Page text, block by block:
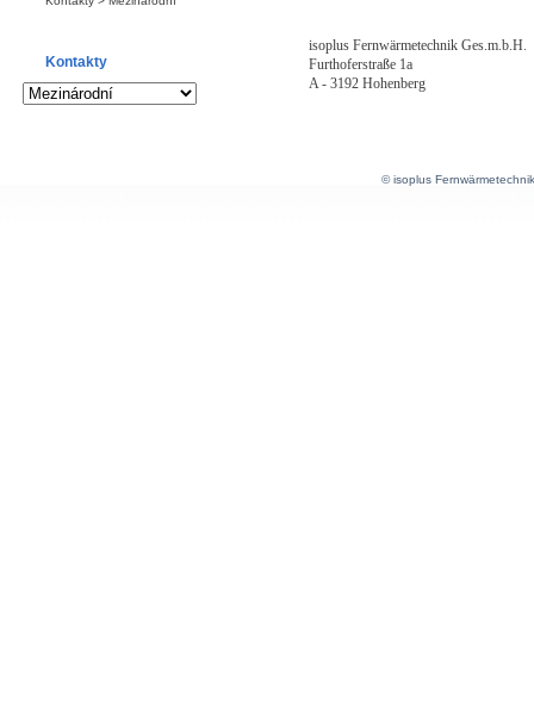
isoplus Fernwärmetechnik Ges.m.b.H.
Furthoferstraße 1a
A - 3192 Hohenberg
Kontakty
© isoplus Fernwärmetechnik